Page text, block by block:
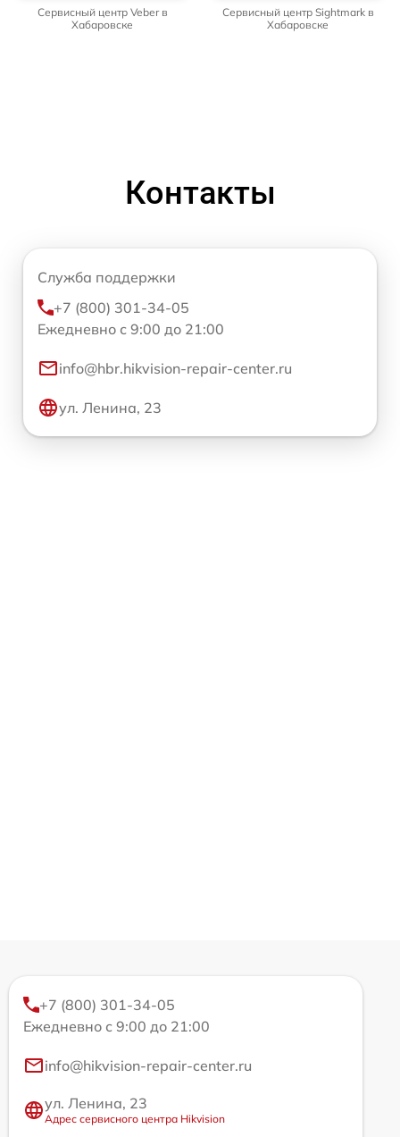
Сервисный центр Veber в
Хабаровске
Сервисный центр Sightmark в
Хабаровске
Контакты
Служба поддержки
+7 (800) 301-34-05
Ежедневно с 9:00 до 21:00
info@hbr.hikvision-repair-center.ru
ул. Ленина, 23
+7 (800) 301-34-05
Ежедневно с 9:00 до 21:00
info@hikvision-repair-center.ru
ул. Ленина, 23
Адрес сервисного центра Hikvision